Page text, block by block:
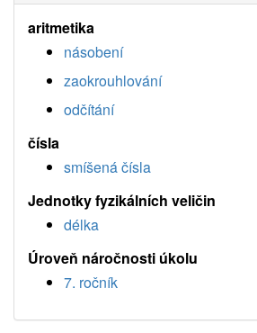
aritmetika
násobení
zaokrouhlování
odčítání
čísla
smíšená čísla
Jednotky fyzikálních veličin
délka
Úroveň náročnosti úkolu
7. ročník